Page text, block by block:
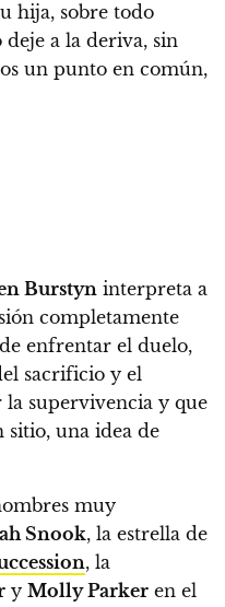
hija, sobre todo
deje a la deriva, sin
un punto en común,
Burstyn interpreta a
completamente
enfrentar el duelo,
sacrificio y el
supervivencia y que
sitio, una idea de
muy
Snook, la estrella de
, la
y Molly Parker en el